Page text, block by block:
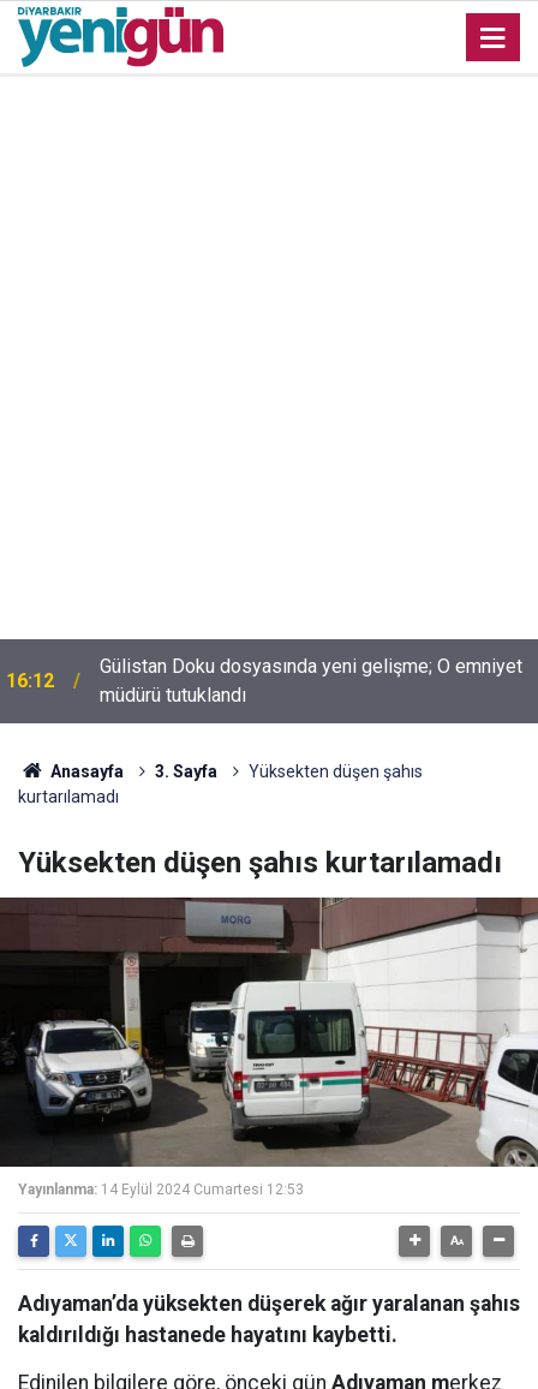
16:12
Gülistan Doku dosyasında yeni gelişme; O emniyet
müdürü tutuklandı
13:56 Diyarbakır’da arazide kadın cesedi bulundu
Anasayfa 3. Sayfa
Yüksekten düşen şahıs
kurtarılamadı
Yüksekten düşen şahıs kurtarılamadı
Yayınlanma: 14 Eylül 2024 Cumartesi 12:53
Adıyaman’da yüksekten düşerek ağır yaralanan şahıs
kaldırıldığı hastanede hayatını kaybetti.
Edinilen bilgilere göre, önceki gün Adıyaman merkez